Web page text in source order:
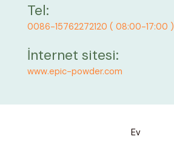
Tel:
0086-15762272120 ( 08:00-17:00 )
İnternet sitesi:
www.epic-powder.com
Ev